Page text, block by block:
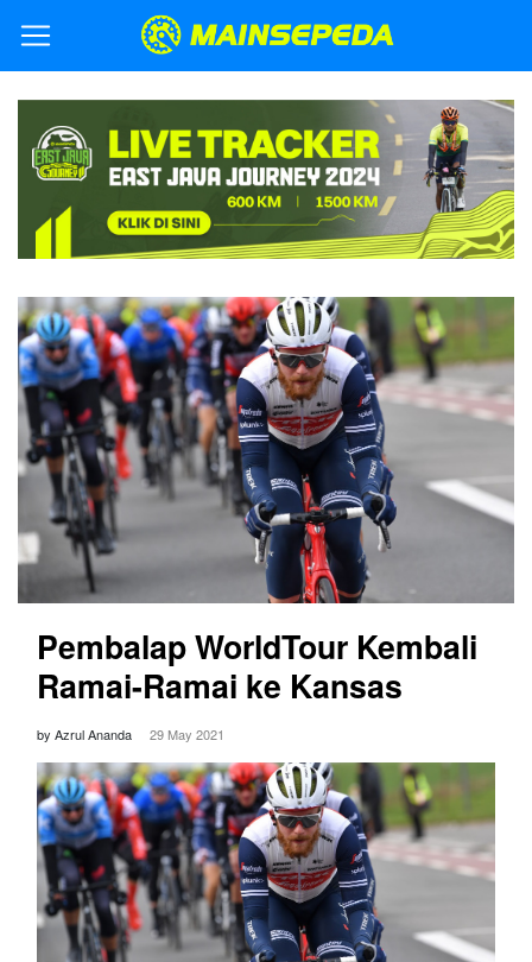
Pembalap WorldTour Kembali
Ramai-Ramai ke Kansas
by Azrul Ananda 29 May 2021